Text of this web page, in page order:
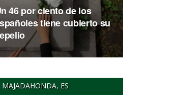
46 por ciento de los
tiene cubierto su
MAJADAHONDA, ES